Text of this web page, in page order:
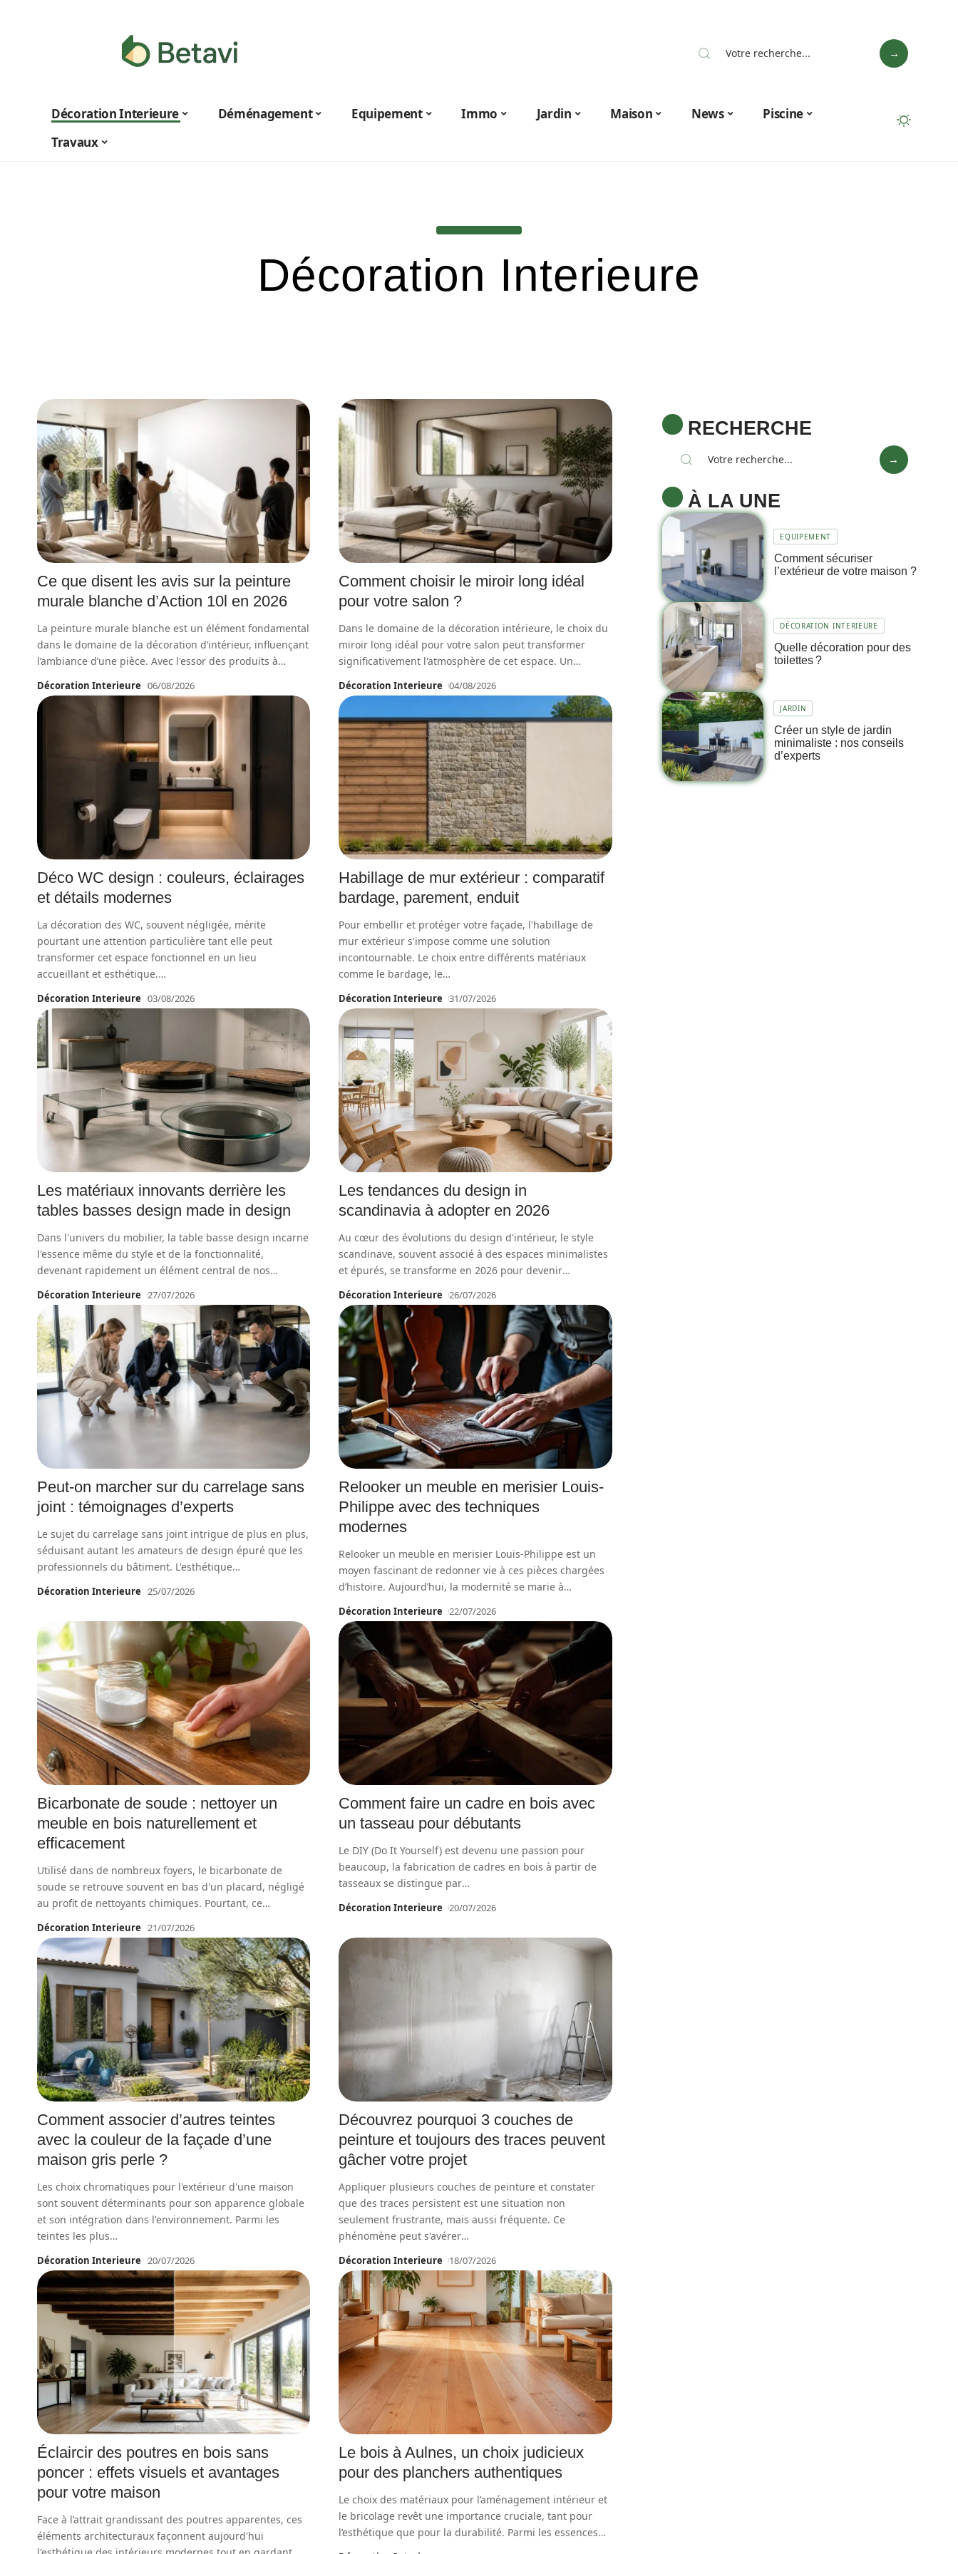
Décoration Interieure Déménagement Equipement Immo Jardin Maison News
Piscine
Travaux
Décoration Interieure
Ce que disent les avis sur la peinture
murale blanche d’Action 10l en 2026
La peinture murale blanche est un élément fondamental
dans le domaine de la décoration d’intérieur, influençant
l’ambiance d’une pièce. Avec l'essor des produits à…
Décoration Interieure 06/08/2026
Comment choisir le miroir long idéal
pour votre salon ?
Dans le domaine de la décoration intérieure, le choix du
miroir long idéal pour votre salon peut transformer
significativement l'atmosphère de cet espace. Un…
Décoration Interieure 04/08/2026
Déco WC design : couleurs, éclairages
et détails modernes
La décoration des WC, souvent négligée, mérite
pourtant une attention particulière tant elle peut
transformer cet espace fonctionnel en un lieu
accueillant et esthétique.…
Décoration Interieure 03/08/2026
Habillage de mur extérieur : comparatif
bardage, parement, enduit
Pour embellir et protéger votre façade, l'habillage de
mur extérieur s'impose comme une solution
incontournable. Le choix entre différents matériaux
comme le bardage, le…
Décoration Interieure 31/07/2026
Les matériaux innovants derrière les
tables basses design made in design
Dans l'univers du mobilier, la table basse design incarne
l'essence même du style et de la fonctionnalité,
devenant rapidement un élément central de nos…
Décoration Interieure 27/07/2026
Les tendances du design in
scandinavia à adopter en 2026
Au cœur des évolutions du design d'intérieur, le style
scandinave, souvent associé à des espaces minimalistes
et épurés, se transforme en 2026 pour devenir…
Décoration Interieure 26/07/2026
Peut-on marcher sur du carrelage sans
joint : témoignages d’experts
Le sujet du carrelage sans joint intrigue de plus en plus,
séduisant autant les amateurs de design épuré que les
professionnels du bâtiment. L'esthétique…
Décoration Interieure 25/07/2026
Relooker un meuble en merisier Louis-
Philippe avec des techniques
modernes
Relooker un meuble en merisier Louis-Philippe est un
moyen fascinant de redonner vie à ces pièces chargées
d’histoire. Aujourd’hui, la modernité se marie à…
Décoration Interieure 22/07/2026
Bicarbonate de soude : nettoyer un
meuble en bois naturellement et
efficacement
Utilisé dans de nombreux foyers, le bicarbonate de
soude se retrouve souvent en bas d'un placard, négligé
au profit de nettoyants chimiques. Pourtant, ce…
Décoration Interieure 21/07/2026
Comment faire un cadre en bois avec
un tasseau pour débutants
Le DIY (Do It Yourself) est devenu une passion pour
beaucoup, la fabrication de cadres en bois à partir de
tasseaux se distingue par…
Décoration Interieure 20/07/2026
Comment associer d’autres teintes
avec la couleur de la façade d’une
maison gris perle ?
Les choix chromatiques pour l'extérieur d'une maison
sont souvent déterminants pour son apparence globale
et son intégration dans l'environnement. Parmi les
teintes les plus…
Décoration Interieure 20/07/2026
Découvrez pourquoi 3 couches de
peinture et toujours des traces peuvent
gâcher votre projet
Appliquer plusieurs couches de peinture et constater
que des traces persistent est une situation non
seulement frustrante, mais aussi fréquente. Ce
phénomène peut s'avérer…
Décoration Interieure 18/07/2026
Éclaircir des poutres en bois sans
poncer : effets visuels et avantages
pour votre maison
Face à l’attrait grandissant des poutres apparentes, ces
éléments architecturaux façonnent aujourd'hui
Le bois à Aulnes, un choix judicieux
pour des planchers authentiques
Le choix des matériaux pour l’aménagement intérieur et
le bricolage revêt une importance cruciale, tant pour
l’esthétique que pour la durabilité. Parmi les essences…
RECHERCHE
À LA UNE
EQUIPEMENT
Comment sécuriser
l’extérieur de votre maison ?
DÉCORATION INTERIEURE
Quelle décoration pour des
toilettes ?
JARDIN
Créer un style de jardin
minimaliste : nos conseils
d’experts